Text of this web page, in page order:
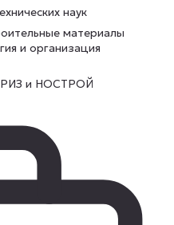
наук
материалы
и организация
и НОСТРОЙ